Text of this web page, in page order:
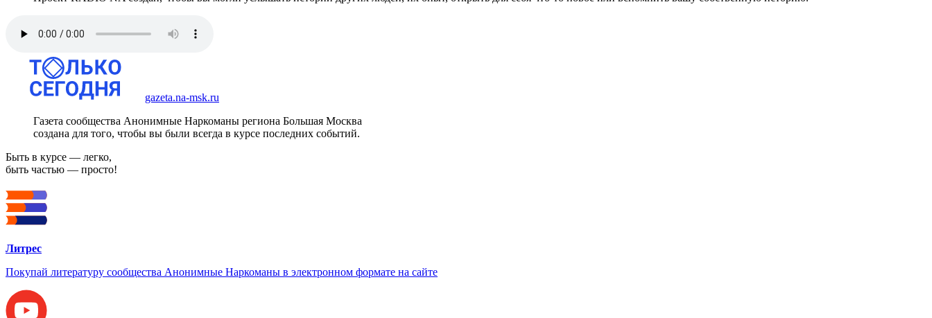
gazeta.na-msk.ru
Газета сообщества Анонимные Наркоманы региона Большая Москва
создана для того, чтобы вы были всегда в курсе последних событий.
Быть в курсе — легко,
быть частью — просто!
Литрес
Покупай литературу сообщества Анонимные Наркоманы в электронном формате на сайте